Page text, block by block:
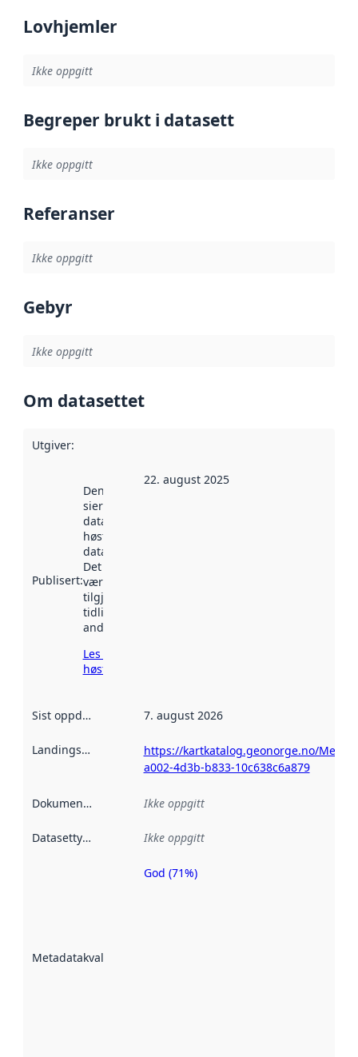
Lovhjemler
Ikke oppgitt
Begreper brukt i datasett
Ikke oppgitt
Referanser
Ikke oppgitt
Gebyr
Ikke oppgitt
Om datasettet
Utgiver:
Publisert:
Denne datoen
sier når
datasettet ble
høstet av
data.norge.no.
Det kan ha
vært
tilgjengelig
tidligere
andre steder.
Les mer om
høsting her
22. august 2025
Sist oppdatert 7. august 2026
Landingsside
https://kartkatalog.geonorge.no/
a002-4d3b-b833-10c638c6a879
Dokumentasjon Ikke oppgitt
Datasettype Ikke oppgitt
Metadatakvalitet
Metadatakvalitet
God (71%)